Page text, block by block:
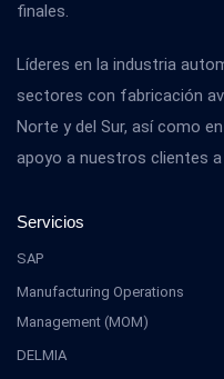
finales.
Líderes en la industria
sectores con fabricación
Norte y del Sur, así como
apoyo a nuestros clientes a
Servicios
SAP
Manufacturing Operations
Management (MOM)
DELMIA